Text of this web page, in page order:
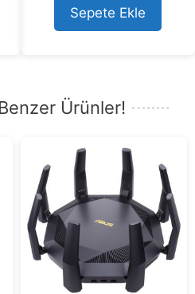
t
o
f
Sepete Ekle
Ürünler!